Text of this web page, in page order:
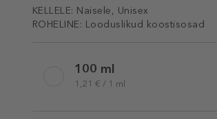
KELLELE: Naisele, Unisex
ROHELINE: Looduslikud koostisosad
variation100 ml
1,21 € / 1 ml